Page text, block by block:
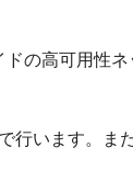
の高可用性
います。ま